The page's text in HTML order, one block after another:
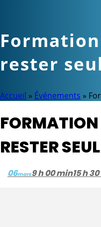
rester
Accueil » Événements »
RESTER
06mars9 h 00 min15 h